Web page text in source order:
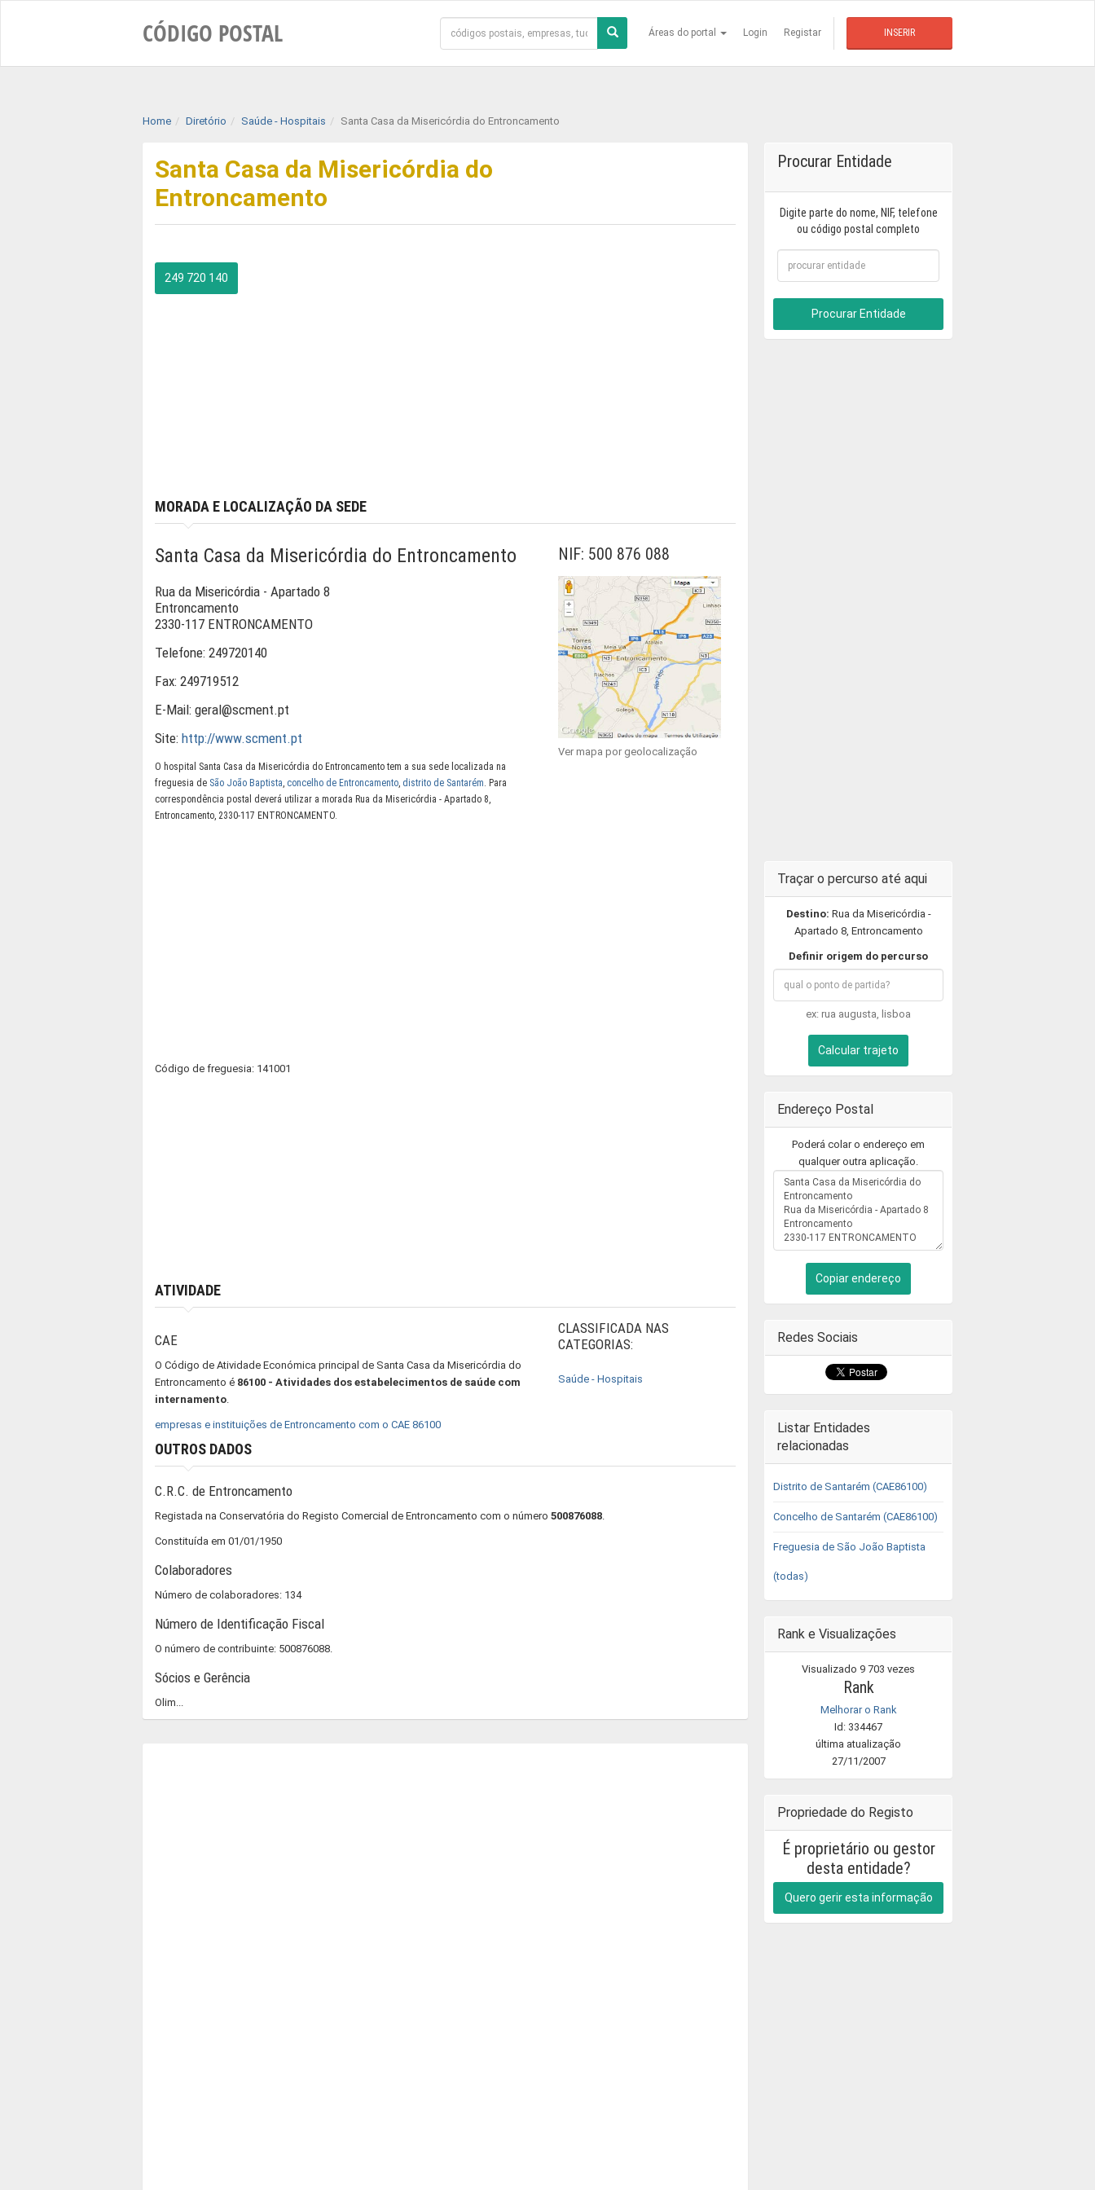
CÓDIGO POSTAL Áreas do portal Login Registar INSERIR
Home Diretório Saúde - Hospitais Santa Casa da Misericórdia do Entroncamento
Santa Casa da Misericórdia do
Entroncamento
249 720 140
MORADA E LOCALIZAÇÃO DA SEDE
Santa Casa da Misericórdia do Entroncamento
Rua da Misericórdia - Apartado 8
Entroncamento
2330-117 ENTRONCAMENTO
Telefone: 249720140
Fax: 249719512
E-Mail: geral@scment.pt
Site: http://www.scment.pt
O hospital Santa Casa da Misericórdia do Entroncamento tem a sua sede localizada na
freguesia de São João Baptista, concelho de Entroncamento, distrito de Santarém. Para
correspondência postal deverá utilizar a morada Rua da Misericórdia - Apartado 8,
Entroncamento, 2330-117 ENTRONCAMENTO.
Código de freguesia: 141001
NIF: 500 876 088
Ver mapa por geolocalização
ATIVIDADE
CAE
O Código de Atividade Económica principal de Santa Casa da Misericórdia do
Entroncamento é 86100 - Atividades dos estabelecimentos de saúde com
internamento.
empresas e instituições de Entroncamento com o CAE 86100
CLASSIFICADA NAS
CATEGORIAS:
Saúde - Hospitais
OUTROS DADOS
C.R.C. de Entroncamento
Registada na Conservatória do Registo Comercial de Entroncamento com o número 500876088.
Constituída em 01/01/1950
Colaboradores
Número de colaboradores: 134
Número de Identificação Fiscal
O número de contribuinte: 500876088.
Sócios e Gerência
Olim...
Procurar Entidade
Digite parte do nome, NIF, telefone
ou código postal completo
Procurar Entidade
Traçar o percurso até aqui
Destino: Rua da Misericórdia -
Apartado 8, Entroncamento
Definir origem do percurso
ex: rua augusta, lisboa
Calcular trajeto
Endereço Postal
Poderá colar o endereço em
qualquer outra aplicação.
Copiar endereço
Redes Sociais
Listar Entidades
relacionadas
Distrito de Santarém (CAE86100)
Concelho de Santarém (CAE86100)
Freguesia de São João Baptista
(todas)
Rank e Visualizações
Visualizado 9 703 vezes
Rank
Melhorar o Rank
Id: 334467
última atualização
27/11/2007
Propriedade do Registo
É proprietário ou gestor
desta entidade?
Quero gerir esta informação